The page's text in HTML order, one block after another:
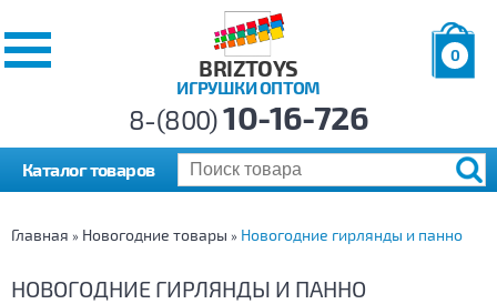
BRIZTOYS
ИГРУШКИ ОПТОМ
0
р.
8-(800)10-16-726
Каталог товаров
Главная » Новогодние товары » Новогодние гирлянды и панно
НОВОГОДНИЕ ГИРЛЯНДЫ И ПАННО